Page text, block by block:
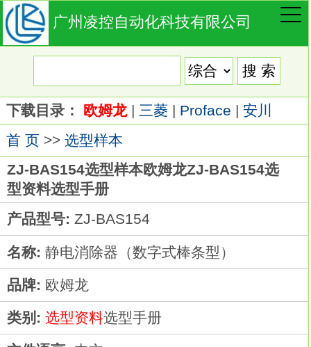
广州凌控自动化科技有限公司
下载目录： 欧姆龙| 三菱| Proface | 安川
首 页>> 选型样本
ZJ-BAS154选型样本欧姆龙ZJ-BAS154选
型资料选型手册
产品型号: ZJ-BAS154
名称: 静电消除器（数字式棒条型）
品牌: 欧姆龙
类别: 选型资料选型手册